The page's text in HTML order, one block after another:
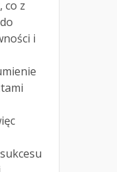
co z
i